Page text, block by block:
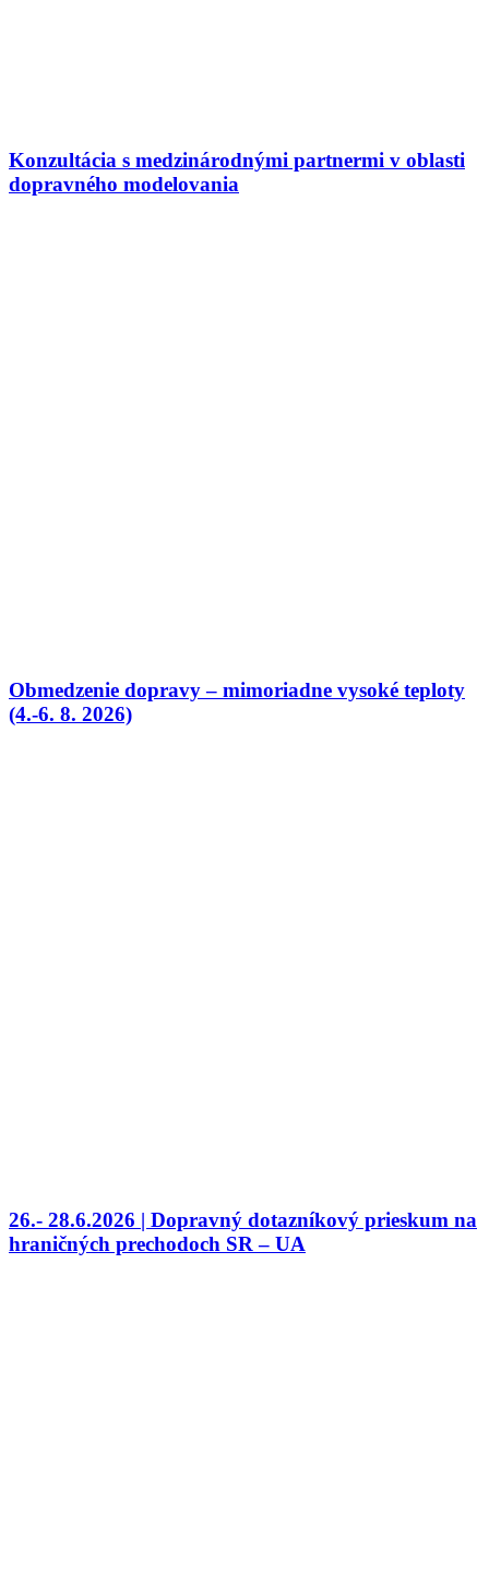
Konzultácia s medzinárodnými partnermi v oblasti
dopravného modelovania
Obmedzenie dopravy – mimoriadne vysoké teploty
(4.-6. 8. 2026)
26.- 28.6.2026 | Dopravný dotazníkový prieskum na
hraničných prechodoch SR – UA